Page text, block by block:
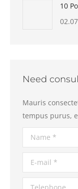
10
Need
Mauris
tempus purus,
Name *
E-mail *
Telephone